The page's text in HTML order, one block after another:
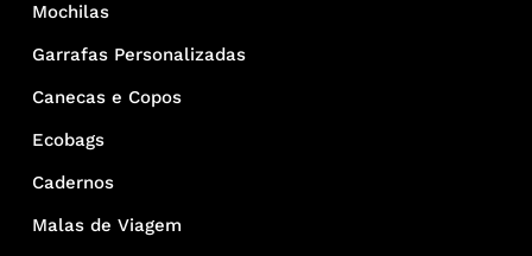
Mochilas
Garrafas Personalizadas
Canecas e Copos
Ecobags
Cadernos
Malas de Viagem